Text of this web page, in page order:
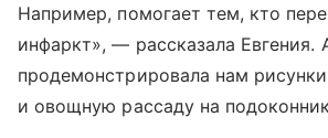
Например, помогает тем, кто
инфаркт», — рассказала Евгения.
продемонстрировала нам
и овощную рассаду на